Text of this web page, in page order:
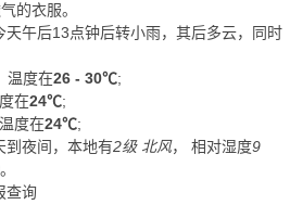
的衣服。
天午后13点钟后转小雨，其后多云，同时
温度在26 - 30℃;
在24℃;
度在24℃;
到夜间，本地有2级 北风， 相对湿度9
。
查询